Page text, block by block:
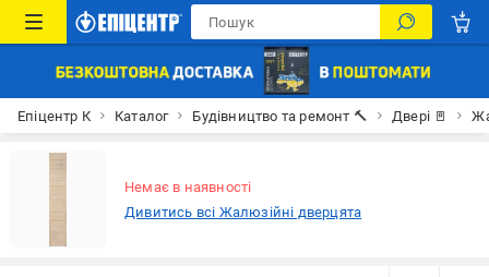
Епіцентр К Каталог Будівництво та ремонт 🔨 Двері 🚪
Немає в наявності
Дивитись всі Жалюзійні дверцята